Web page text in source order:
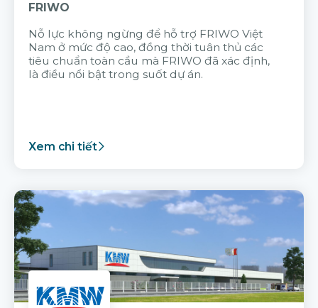
FRIWO
Nỗ lực không ngừng để hỗ trợ FRIWO Việt
Nam ở mức độ cao, đồng thời tuân thủ các
tiêu chuẩn toàn cầu mà FRIWO đã xác định,
là điều nổi bật trong suốt dự án.
Xem chi tiết